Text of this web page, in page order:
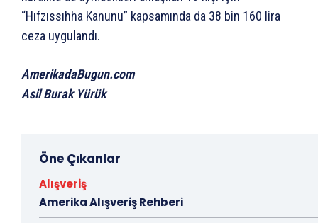
“Hıfzıssıhha Kanunu” kapsamında da 38 bin 160 lira
ceza uygulandı.
AmerikadaBugun.com
Asil Burak Yürük
Öne Çıkanlar
Alışveriş
Amerika Alışveriş Rehberi